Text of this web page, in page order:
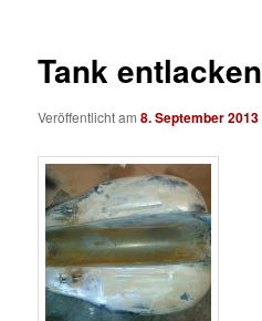
Tank entlacken
Veröffentlicht am8. September 2013